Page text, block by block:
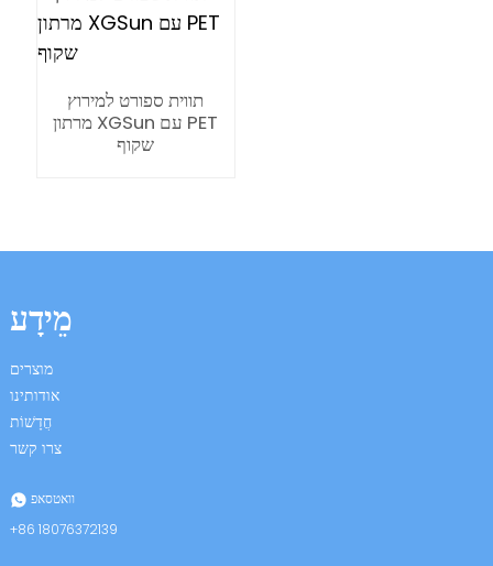
תווית ספורט למירוץ
מרתון XGSun עם PET
שקוף
מֵידָע
מוצרים
אודותינו
חֲדָשׁוֹת
צרו קשר
וואטסאפ
+86 18076372139